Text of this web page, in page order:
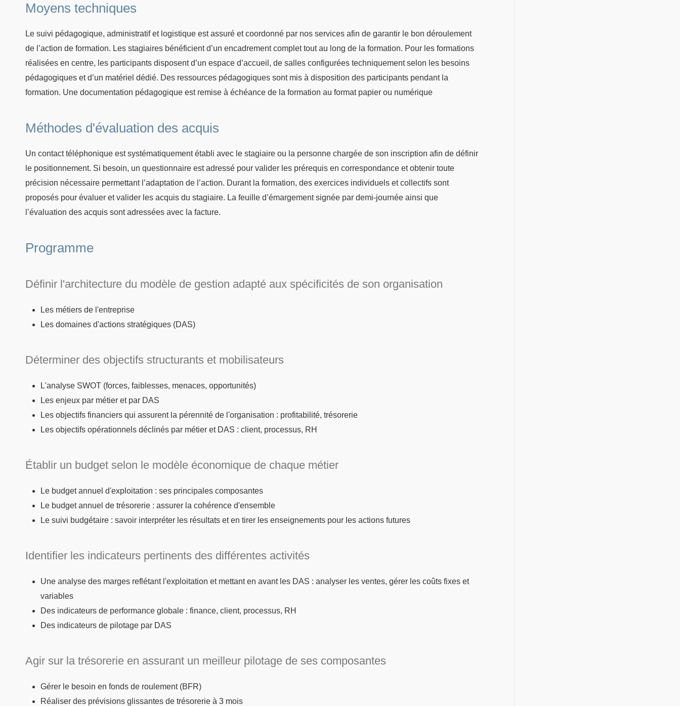
Moyens techniques
Le suivi pédagogique, administratif et logistique est assuré et coordonné par nos services afin de garantir le bon déroulement
de l’action de formation. Les stagiaires bénéficient d’un encadrement complet tout au long de la formation. Pour les formations
réalisées en centre, les participants disposent d’un espace d’accueil, de salles configurées techniquement selon les besoins
pédagogiques et d’un matériel dédié. Des ressources pédagogiques sont mis à disposition des participants pendant la
formation. Une documentation pédagogique est remise à échéance de la formation au format papier ou numérique
Méthodes d'évaluation des acquis
Un contact téléphonique est systématiquement établi avec le stagiaire ou la personne chargée de son inscription afin de définir
le positionnement. Si besoin, un questionnaire est adressé pour valider les prérequis en correspondance et obtenir toute
précision nécessaire permettant l’adaptation de l’action. Durant la formation, des exercices individuels et collectifs sont
proposés pour évaluer et valider les acquis du stagiaire. La feuille d’émargement signée par demi-journée ainsi que
l’évaluation des acquis sont adressées avec la facture.
Programme
Définir l'architecture du modèle de gestion adapté aux spécificités de son organisation
Les métiers de l'entreprise
Les domaines d'actions stratégiques (DAS)
Déterminer des objectifs structurants et mobilisateurs
L'analyse SWOT (forces, faiblesses, menaces, opportunités)
Les enjeux par métier et par DAS
Les objectifs financiers qui assurent la pérennité de l'organisation : profitabilité, trésorerie
Les objectifs opérationnels déclinés par métier et DAS : client, processus, RH
Établir un budget selon le modèle économique de chaque métier
Le budget annuel d'exploitation : ses principales composantes
Le budget annuel de trésorerie : assurer la cohérence d'ensemble
Le suivi budgétaire : savoir interpréter les résultats et en tirer les enseignements pour les actions futures
Identifier les indicateurs pertinents des différentes activités
Une analyse des marges reflétant l'exploitation et mettant en avant les DAS : analyser les ventes, gérer les coûts fixes et
variables
Des indicateurs de performance globale : finance, client, processus, RH
Des indicateurs de pilotage par DAS
Agir sur la trésorerie en assurant un meilleur pilotage de ses composantes
Gérer le besoin en fonds de roulement (BFR)
Réaliser des prévisions glissantes de trésorerie à 3 mois